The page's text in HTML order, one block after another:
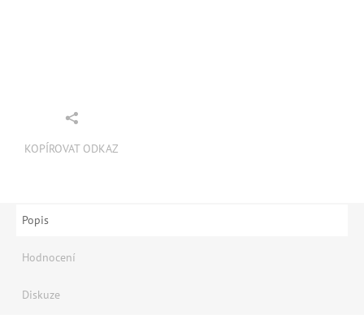
KOPÍROVAT ODKAZ
Popis
Hodnocení
Diskuze